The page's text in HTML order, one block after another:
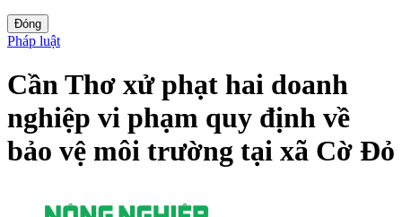
Đóng
Pháp luật
Cần Thơ xử phạt hai doanh
nghiệp vi phạm quy định về
bảo vệ môi trường tại xã Cờ Đỏ